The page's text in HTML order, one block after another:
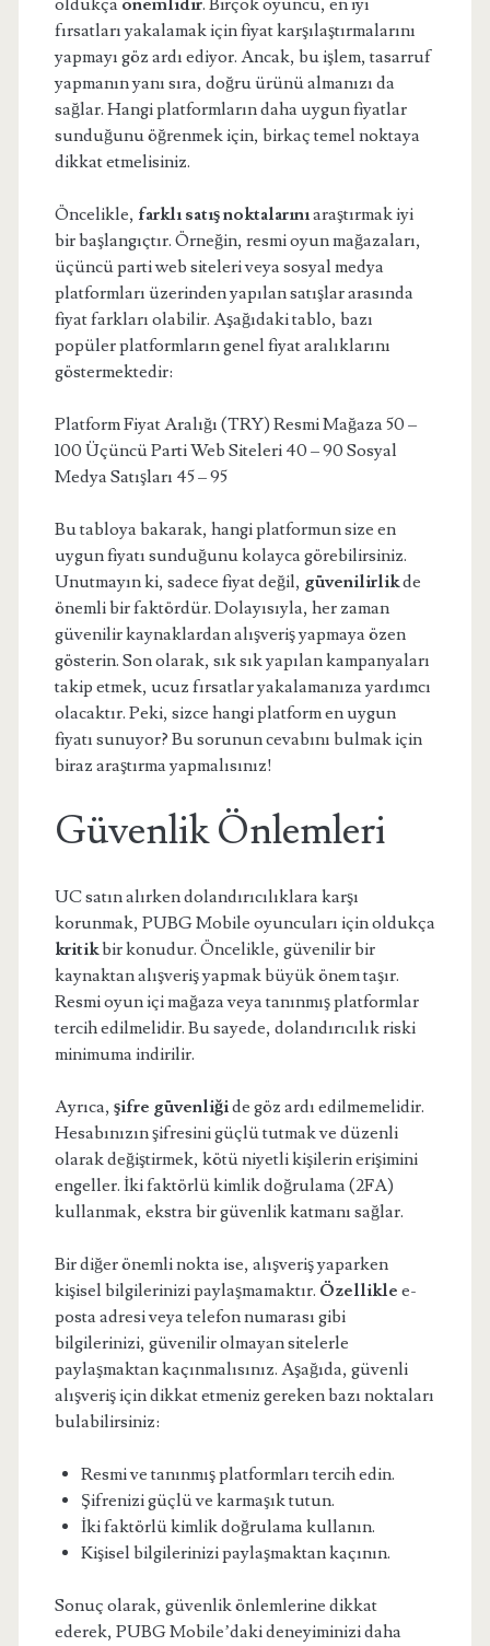
oldukça önemlidir. Birçok oyuncu, en iyi
fırsatları yakalamak için fiyat karşılaştırmalarını
yapmayı göz ardı ediyor. Ancak, bu işlem, tasarruf
yapmanın yanı sıra, doğru ürünü almanızı da
sağlar. Hangi platformların daha uygun fiyatlar
sunduğunu öğrenmek için, birkaç temel noktaya
dikkat etmelisiniz.
Öncelikle, farklı satış noktalarınıaraştırmak iyi
bir başlangıçtır. Örneğin, resmi oyun mağazaları,
üçüncü parti web siteleri veya sosyal medya
platformları üzerinden yapılan satışlar arasında
fiyat farkları olabilir. Aşağıdaki tablo, bazı
popüler platformların genel fiyat aralıklarını
göstermektedir:
Platform Fiyat Aralığı (TRY) Resmi Mağaza 50 –
100 Üçüncü Parti Web Siteleri 40 – 90 Sosyal
Medya Satışları 45 – 95
Bu tabloya bakarak, hangi platformun size en
uygun fiyatı sunduğunu kolayca görebilirsiniz.
Unutmayın ki, sadece fiyat değil, güvenilirlikde
önemli bir faktördür. Dolayısıyla, her zaman
güvenilir kaynaklardan alışveriş yapmaya özen
gösterin. Son olarak, sık sık yapılan kampanyaları
takip etmek, ucuz fırsatlar yakalamanıza yardımcı
olacaktır. Peki, sizce hangi platform en uygun
fiyatı sunuyor? Bu sorunun cevabını bulmak için
biraz araştırma yapmalısınız!
Güvenlik Önlemleri
UC satın alırken dolandırıcılıklara karşı
korunmak, PUBG Mobile oyuncuları için oldukça
kritikbir konudur. Öncelikle, güvenilir bir
kaynaktan alışveriş yapmak büyük önem taşır.
Resmi oyun içi mağaza veya tanınmış platformlar
tercih edilmelidir. Bu sayede, dolandırıcılık riski
minimuma indirilir.
Ayrıca, şifre güvenliğide göz ardı edilmemelidir.
Hesabınızın şifresini güçlü tutmak ve düzenli
olarak değiştirmek, kötü niyetli kişilerin erişimini
engeller. İki faktörlü kimlik doğrulama (2FA)
kullanmak, ekstra bir güvenlik katmanı sağlar.
Bir diğer önemli nokta ise, alışveriş yaparken
kişisel bilgilerinizi paylaşmamaktır. Özellikle e-
posta adresi veya telefon numarası gibi
bilgilerinizi, güvenilir olmayan sitelerle
paylaşmaktan kaçınmalısınız. Aşağıda, güvenli
alışveriş için dikkat etmeniz gereken bazı noktaları
bulabilirsiniz:
Resmi ve tanınmış platformları tercih edin.
Şifrenizi güçlü ve karmaşık tutun.
İki faktörlü kimlik doğrulama kullanın.
Kişisel bilgilerinizi paylaşmaktan kaçının.
Sonuç olarak, güvenlik önlemlerine dikkat
ederek, PUBG Mobile’daki deneyiminizi daha